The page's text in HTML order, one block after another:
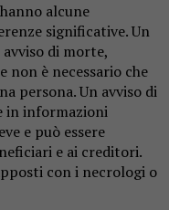
alcune
significative. Un
di morte,
non è necessario che
persona. Un avviso di
in informazioni
e può essere
e ai creditori.
con i necrologi o